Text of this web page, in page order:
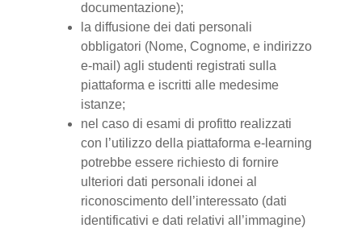
documentazione);
la diffusione dei dati personali
obbligatori (Nome, Cognome, e indirizzo
e-mail) agli studenti registrati sulla
piattaforma e iscritti alle medesime
istanze;
nel caso di esami di profitto realizzati
con l’utilizzo della piattaforma e-learning
potrebbe essere richiesto di fornire
ulteriori dati personali idonei al
riconoscimento dell’interessato (dati
identificativi e dati relativi all’immagine)